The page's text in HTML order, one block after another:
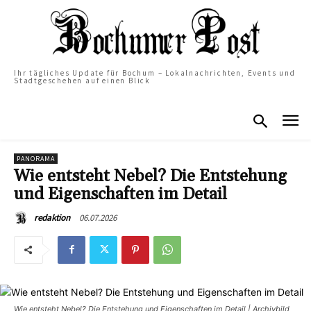
Ihr tägliches Update für Bochum – Lokalnachrichten, Events und
Stadtgeschehen auf einen Blick
PANORAMA
Wie entsteht Nebel? Die Entstehung
und Eigenschaften im Detail
redaktion 06.07.2026
Wie entsteht Nebel? Die Entstehung und Eigenschaften im Detail | Archivbild